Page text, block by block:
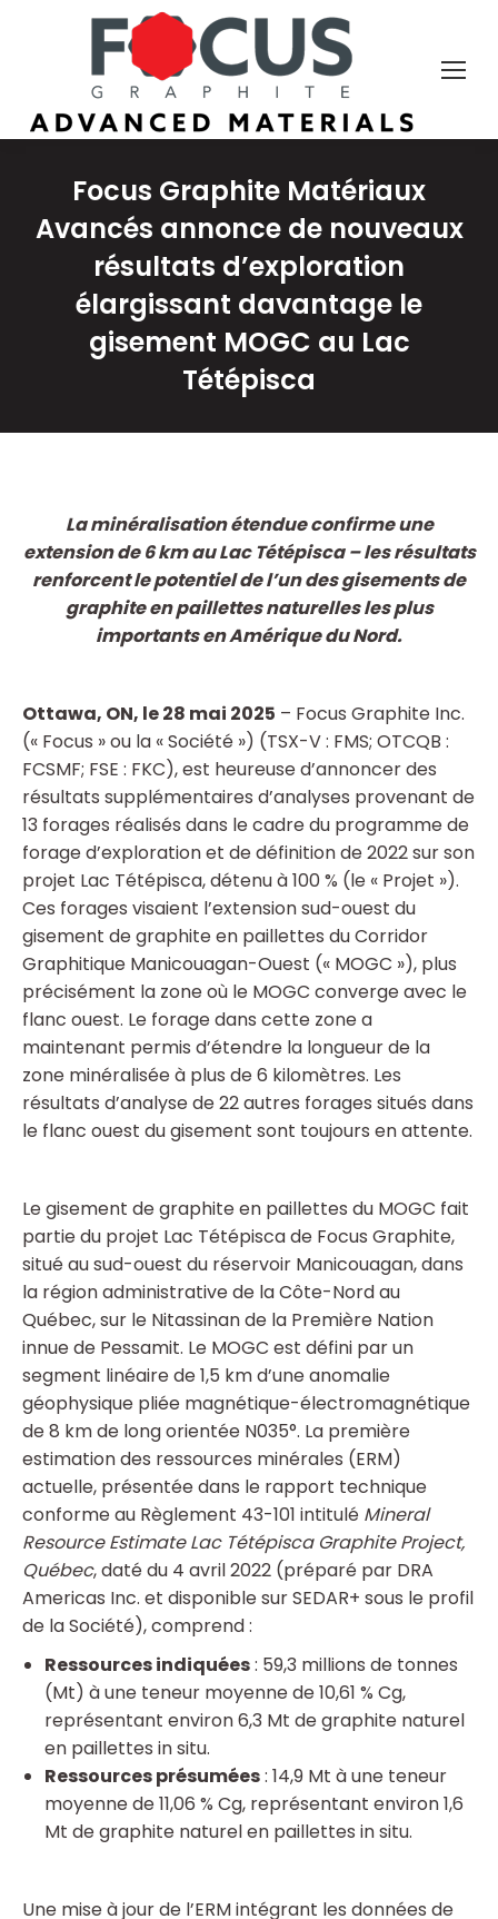
Focus Graphite Matériaux
Avancés annonce de nouveaux
résultats d’exploration
élargissant davantage le
gisement MOGC au Lac
Tétépisca
La minéralisation étendue confirme une
extension de 6 km au Lac Tétépisca – les résultats
renforcent le potentiel de l’un des gisements de
graphite en paillettes naturelles les plus
importants en Amérique du Nord.
Ottawa, ON, le 28 mai 2025 – Focus Graphite Inc.
(« Focus » ou la « Société ») (TSX-V : FMS; OTCQB :
FCSMF; FSE : FKC), est heureuse d’annoncer des
résultats supplémentaires d’analyses provenant de
13 forages réalisés dans le cadre du programme de
forage d’exploration et de définition de 2022 sur son
projet Lac Tétépisca, détenu à 100 % (le « Projet »).
Ces forages visaient l’extension sud-ouest du
gisement de graphite en paillettes du Corridor
Graphitique Manicouagan-Ouest (« MOGC »), plus
précisément la zone où le MOGC converge avec le
flanc ouest. Le forage dans cette zone a
maintenant permis d’étendre la longueur de la
zone minéralisée à plus de 6 kilomètres. Les
résultats d’analyse de 22 autres forages situés dans
le flanc ouest du gisement sont toujours en attente.
Le gisement de graphite en paillettes du MOGC fait
partie du projet Lac Tétépisca de Focus Graphite,
situé au sud-ouest du réservoir Manicouagan, dans
la région administrative de la Côte-Nord au
Québec, sur le Nitassinan de la Première Nation
innue de Pessamit. Le MOGC est défini par un
segment linéaire de 1,5 km d’une anomalie
géophysique pliée magnétique-électromagnétique
de 8 km de long orientée N035°. La première
estimation des ressources minérales (ERM)
actuelle, présentée dans le rapport technique
conforme au Règlement 43-101 intitulé Mineral
Resource Estimate Lac Tétépisca Graphite Project,
Québec, daté du 4 avril 2022 (préparé par DRA
Americas Inc. et disponible sur SEDAR+ sous le profil
de la Société), comprend :
Ressources indiquées: 59,3 millions de tonnes
(Mt) à une teneur moyenne de 10,61 % Cg,
représentant environ 6,3 Mt de graphite naturel
en paillettes in situ.
Ressources présumées: 14,9 Mt à une teneur
moyenne de 11,06 % Cg, représentant environ 1,6
Mt de graphite naturel en paillettes in situ.
Une mise à jour de l’ERM intégrant les données de